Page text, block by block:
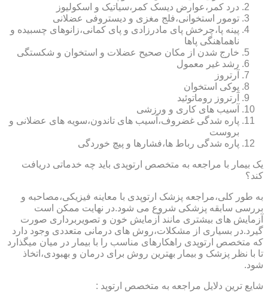
درد کمر،عوارض دیسک کمر،سیاتیک و اسکولیوز
تومور استخوانی،فلج مغزی و دیستروفی عضلانی
پینه پا،چرخش پای مادرزادی و پای کمانی،زانوهای چسبیده و
ناهماهنگی پاها
خارج شدن از مکان صحیح عضلات و استخوان و شکستگی
رشد غیر معمول
آرتروز
پوکی استخوان
آرتروز روماتوئید
آسیب های کاری و ورزشی
پاره شدگی غضروف،آسیب های تاندون،سویه های عضلانی و
بروست
پاره شدگی رباط ها،فشارها و پیچ خوردگی
یک بیمار با مراجعه به متخصص ارتوپدی باید چه خدماتی دریافت
کند؟
به طور کلی،مراجعه پزشک ارتوپدی با معاینه فیزیکی،مصاحبه و
بررسی سابقه پزشکی شروع می شود.در نهایت ممکن است
آزمایش های بیشتری مانند آزمایش خون و تصویربرداری صورت
گیرد.در بسیاری از مشکلات،روش های درمانی متعددی وجود دارد
که متخصص ارتوپدی راهکارهای مناسب را با بیمار در میان میگذارد
تا با نظر پزشک و بیمار بهترین روش برای درمان و بهبودی،اتخاذ
شود.
شایع ترین دلایل مراجعه به متخصص ارتوپد :